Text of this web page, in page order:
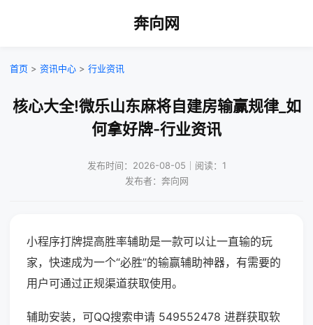
奔向网
首页 > 资讯中心 > 行业资讯
核心大全!微乐山东麻将自建房输赢规律_如
何拿好牌-行业资讯
发布时间：2026-08-05｜阅读：1
发布者：奔向网
小程序打牌提高胜率辅助是一款可以让一直输的玩
家，快速成为一个“必胜”的输赢辅助神器，有需要的
用户可通过正规渠道获取使用。
辅助安装，可QQ搜索申请 549552478 进群获取软